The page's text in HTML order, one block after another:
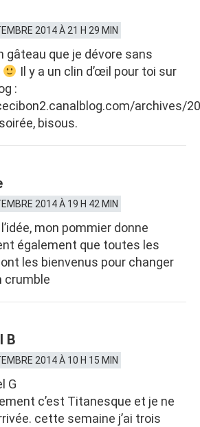
2014 À 21 H 29 MIN
gâteau que je dévore sans
Il y a un clin d’œil pour toi sur
:
archives/
bisous.
2014 À 19 H 42 MIN
mon pommier donne
également que toutes les
les bienvenus pour changer
crumble
B
2014 À 10 H 15 MIN
G
c’est Titanesque et je ne
cette semaine j’ai trois